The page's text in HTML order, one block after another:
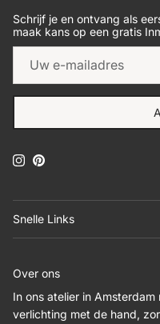
Schrijf je en ontvang als
maak kans op een gratis
Instagram
Pinterest
Snelle Links
Over ons
In ons atelier in
verlichting met de hand,